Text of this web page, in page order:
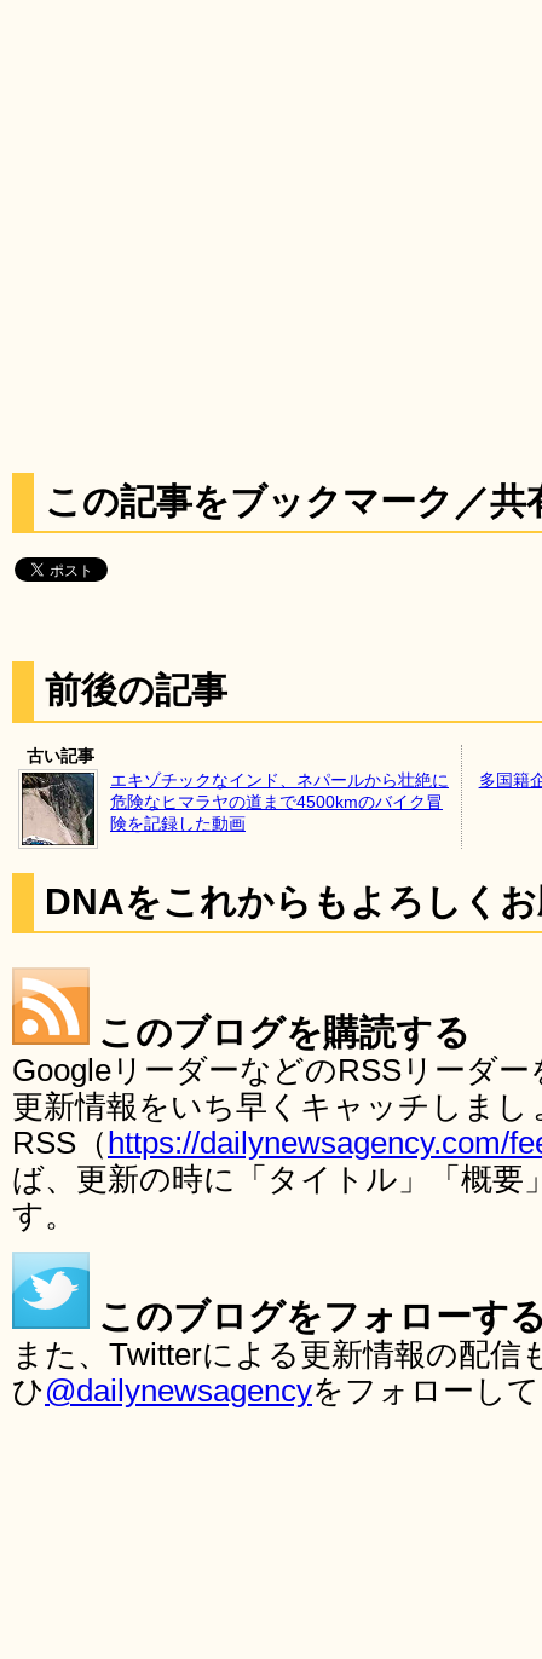
この記事をブックマーク／共
前後の記事
古い記事
エキゾチックなインド、ネパールから壮絶に
危険なヒマラヤの道まで4500kmのバイク冒
険を記録した動画
多国籍
DNAをこれからもよろしく
このブログを購読する
GoogleリーダーなどのRSSリーダ
更新情報をいち早くキャッチしま
RSS（ https://dailynewsagency.com/
ば、更新の時に「タイトル」「概要
す。
このブログをフォローす
また、Twitterによる更新情報の配
ひ@dailynewsagencyをフォローし